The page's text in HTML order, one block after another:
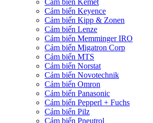
Cảm biến Kemet
Cảm biến Keyence
Cảm biến Kipp & Zonen
Cảm biến Lenze
Cảm biến Memminger IRO
Cảm biến Migatron Corp
Cảm biến MTS
Cảm biến Norstat
Cảm biến Novotechnik
Cảm biến Omron
Cảm biến Panasonic
Cảm biến Pepperl + Fuchs
Cảm biến Pilz
Cảm biến Pneutrol